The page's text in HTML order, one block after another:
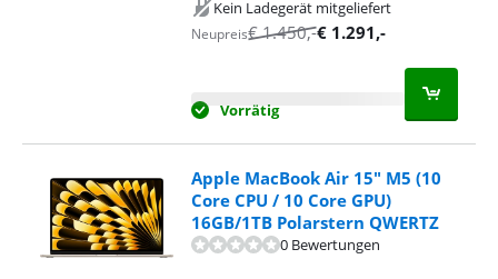
Kein Ladegerät mitgeliefert
Neupreis€1.450,-€ 1.291,-
Vorrätig
Apple MacBook Air 15" M5 (10
Core CPU / 10 Core GPU)
16GB/1TB Polarstern QWERTZ
0 Bewertungen